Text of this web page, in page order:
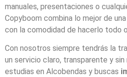
manuales, presentaciones o
Copyboom combina lo mejor de
con la comodidad de hacerlo todo
Con nosotros siempre tendrás la
un servicio claro, transparente y sin
estudias en Alcobendas y buscas